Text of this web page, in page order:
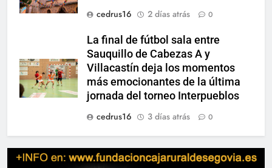
cedrus16
2 días atrás 0
La final de fútbol sala entre
Sauquillo de Cabezas A y
Villacastín deja los momentos
más emocionantes de la última
jornada del torneo Interpueblos
cedrus16
3 días atrás 0